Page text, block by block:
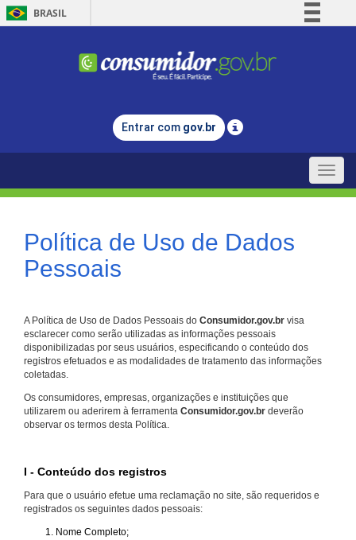
BRASIL
Comunica BR
Legislação
Entrar com gov.br
Toggle
Política de Uso de Dados
Pessoais
A Política de Uso de Dados Pessoais do Consumidor.gov.br visa
esclarecer como serão utilizadas as informações pessoais
disponibilizadas por seus usuários, especificando o conteúdo dos
registros efetuados e as modalidades de tratamento das informações
coletadas.
Os consumidores, empresas, organizações e instituições que
utilizarem ou aderirem à ferramenta Consumidor.gov.br deverão
observar os termos desta Política.
I - Conteúdo dos registros
Para que o usuário efetue uma reclamação no site, são requeridos e
registrados os seguintes dados pessoais:
Nome Completo;